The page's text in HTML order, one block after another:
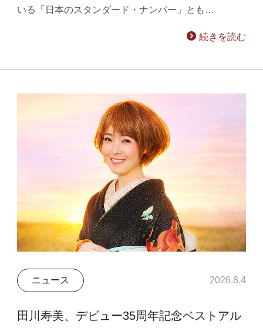
いる「日本のスタンダード・ナンバー」とも…
続きを読む
ニュース 2026.8.4
田川寿美、デビュー35周年記念ベストアル